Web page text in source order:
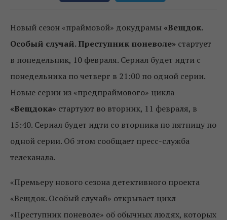
Новый сезон «праймовой» докудрамы «Вещдок.
Особый случай. Преступник поневоле» стартует
в понедельник, 10 февраля. Сериал будет идти с
понедельника по четверг в 21:00 по одной серии.
Новые серии из «предпраймового» цикла
«Вещдока» стартуют во вторник, 11 февраля, в
15:40. Сериал будет идти со вторника по пятницу по
одной серии. Об этом сообщает пресс-служба
телеканала.
«Премьеру нового сезона детективного проекта
«Вещдок. Особый случай» открывает цикл
«Преступник поневоле» об обычных людях, которых